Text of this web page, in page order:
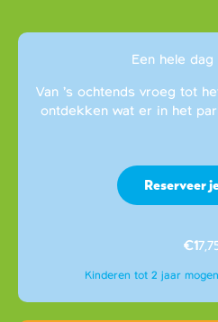
Een hele dag
Van ’s ochtends vroeg tot
ontdekken wat er in het
Reserveer
€1
Kinderen tot 2 jaar